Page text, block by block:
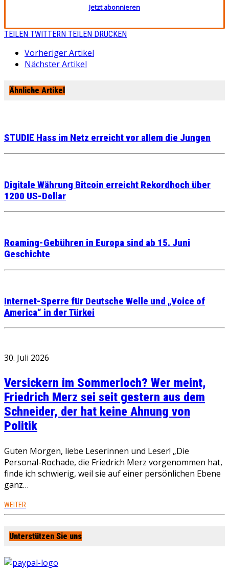
Jetzt abonnieren
TEILEN TWITTERN TEILEN DRUCKEN
Vorheriger Artikel
Nächster Artikel
Ähnliche Artikel
STUDIE Hass im Netz erreicht vor allem die Jungen
Digitale Währung Bitcoin erreicht Rekordhoch über
1200 US-Dollar
Roaming-Gebühren in Europa sind ab 15. Juni
Geschichte
Internet-Sperre für Deutsche Welle und „Voice of
America“ in der Türkei
30. Juli 2026
Versickern im Sommerloch? Wer meint,
Friedrich Merz sei seit gestern aus dem
Schneider, der hat keine Ahnung von
Politik
Guten Morgen, liebe Leserinnen und Leser! „Die
Personal-Rochade, die Friedrich Merz vorgenommen hat,
finde ich schwierig, weil sie auf einer persönlichen Ebene
ganz…
WEITER
Unterstützen Sie uns